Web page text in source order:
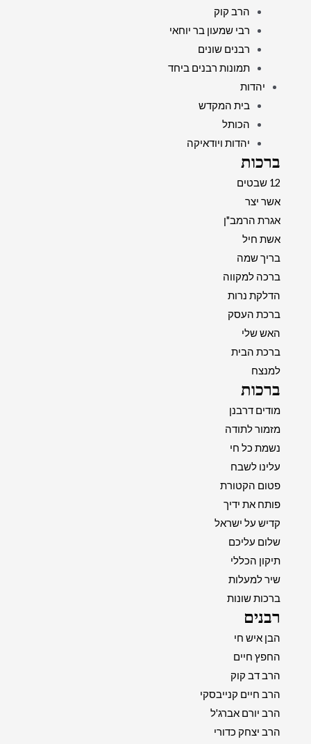
הרב קוק
רבי שמעון בר יוחאי
רבנים שונים
תמונות רבנים ביחד
יהדות
בית המקדש
הכותל
יהדות ויודאיקה
ברכות
12 שבטים
אשר יצר
אגרת הרמב"ן
אשת חיל
בריך שמה
ברכה למקווה
הדלקת נרות
ברכת העסק
האש שלי
ברכת הבית
למנצח
ברכות
מודים דרבנן
מזמור לתודה
נשמת כל חי
עלינו לשבח
פטום הקטורת
פותח את ידיך
קדיש על ישראל
שלום עליכם
תיקון הכללי
שיר למעלות
ברכות שונות
רבנים
הבן איש חי
החפץ חיים
הרב דב קוק
הרב חיים קנייבסקי
הרב יורם אברג'ל
הרב יצחק כדורי